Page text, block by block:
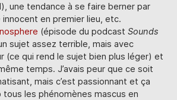
une tendance à se faire berner par
en premier lieu, etc.
(épisode du podcastSounds
sujet assez terrible, mais avec
(ce qui rend le sujet bien plus léger) et
temps. J’avais peur que ce soit
mais c’est passionnant et ça
tous les phénomènes mascus en